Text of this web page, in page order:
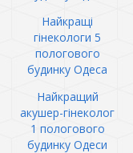
Найкращі
гінекологи 5
пологового
будинку Одеса
Найкращий
акушер-гінеколог
1 пологового
будинку Одеси